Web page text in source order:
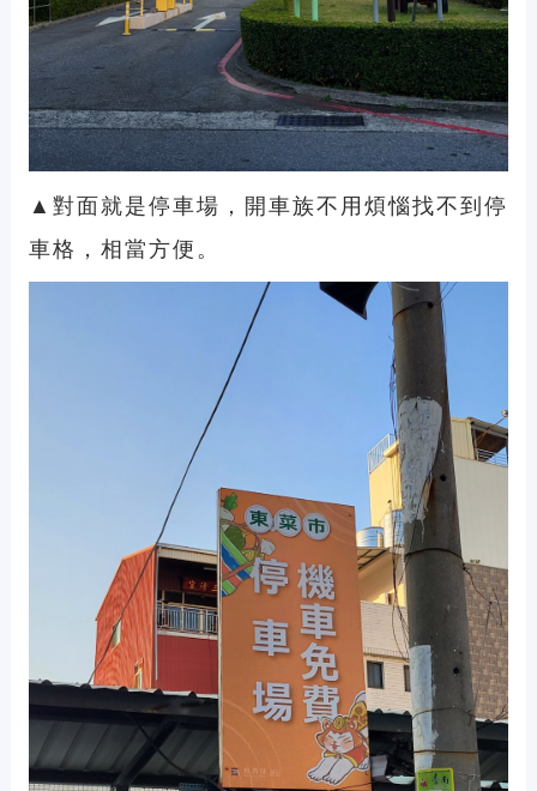
▲對面就是停車場，開車族不用煩惱找不到停
車格，相當方便。